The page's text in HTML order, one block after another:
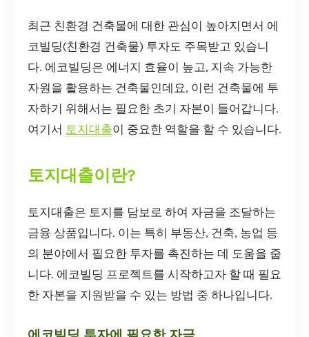
최근 친환경 건축물에 대한 관심이 높아지면서 에
코빌딩(친환경 건축물) 투자도 주목받고 있습니
다. 에코빌딩은 에너지 효율이 높고, 지속 가능한
자원을 활용하는 건축물인데요, 이런 건축물에 투
자하기 위해서는 필요한 초기 자본이 들어갑니다.
여기서 토지대출이 중요한 역할을 할 수 있습니다.
토지대출이란?
토지대출은 토지를 담보로 하여 자금을 조달하는
금융 상품입니다. 이는 특히 부동산, 건축, 농업 등
의 분야에서 필요한 투자를 촉진하는 데 도움을 줍
니다. 에코빌딩 프로젝트를 시작하고자 할 때 필요
한 자본을 지원받을 수 있는 방법 중 하나입니다.